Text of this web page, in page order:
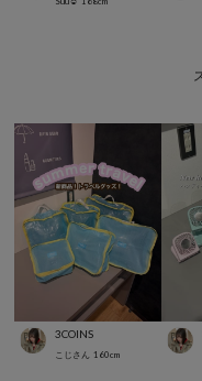
3COINS
こじさん 160cm